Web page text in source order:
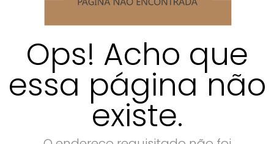
Ops! Acho que
essa página não
existe.